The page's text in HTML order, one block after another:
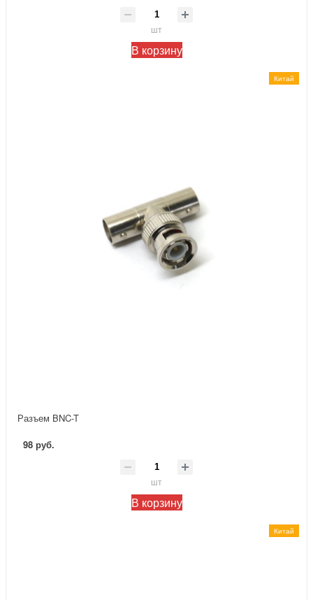
шт
В корзину
Китай
Разъем BNC-T
98 руб.
шт
В корзину
Китай